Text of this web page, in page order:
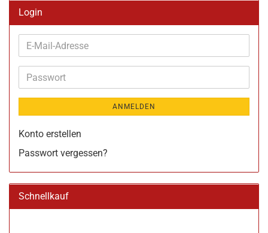
Login
E-
Mail-
Adresse
Passwort
ANMELDEN
Konto erstellen
Passwort vergessen?
Schnellkauf